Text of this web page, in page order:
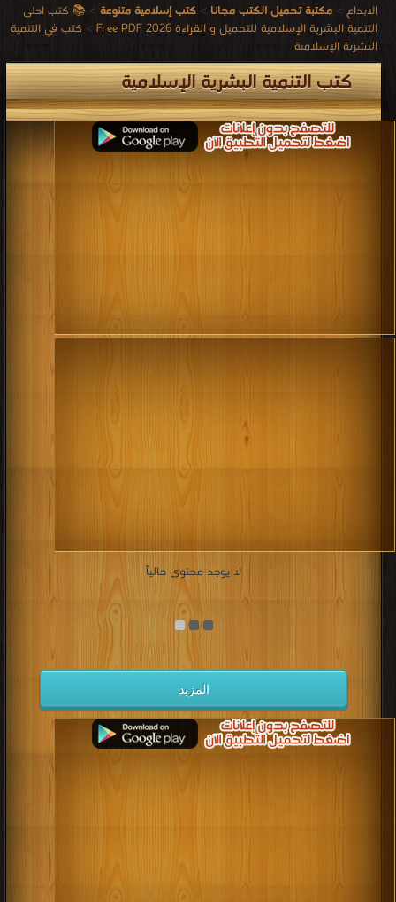
الابداع > مكتبة تحميل الكتب مجانا > كتب إسلامية متنوعة > 📚 كتب احلى
التنمية البشرية الإسلامية للتحميل و القراءة 2026 Free PDF
> كتب في التنمية
البشرية الإسلامية
كتب التنمية البشرية الإسلامية
لا يوجد محتوى حالياً
المزيد